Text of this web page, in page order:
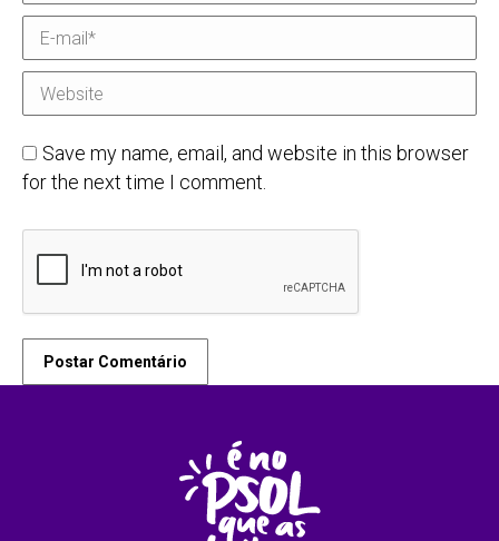
E-mail *
Website
Save my name, email, and website in this browser
for the next time I comment.
Postar Comentário